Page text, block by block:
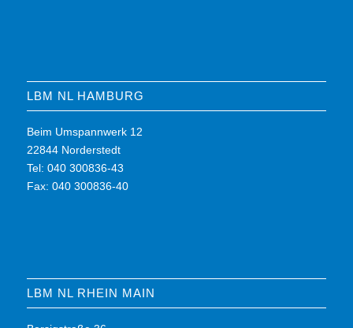
LBM NL HAMBURG
Beim Umspannwerk 12
22844 Norderstedt
Tel: 040 300836-43
Fax: 040 300836-40
LBM NL RHEIN MAIN